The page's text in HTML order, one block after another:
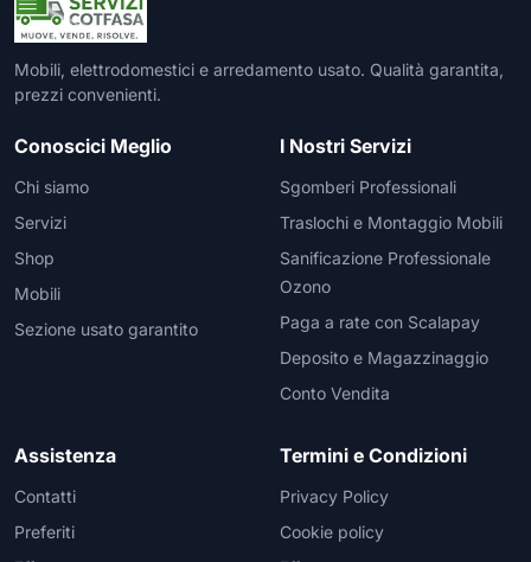
Mobili, elettrodomestici e arredamento usato. Qualità garantita,
prezzi convenienti.
Conoscici Meglio
Chi siamo
Servizi
Shop
Mobili
Sezione usato garantito
I Nostri Servizi
Sgomberi Professionali
Traslochi e Montaggio Mobili
Sanificazione Professionale
Ozono
Paga a rate con Scalapay
Deposito e Magazzinaggio
Conto Vendita
Assistenza
Contatti
Preferiti
Termini e Condizioni
Privacy Policy
Cookie policy